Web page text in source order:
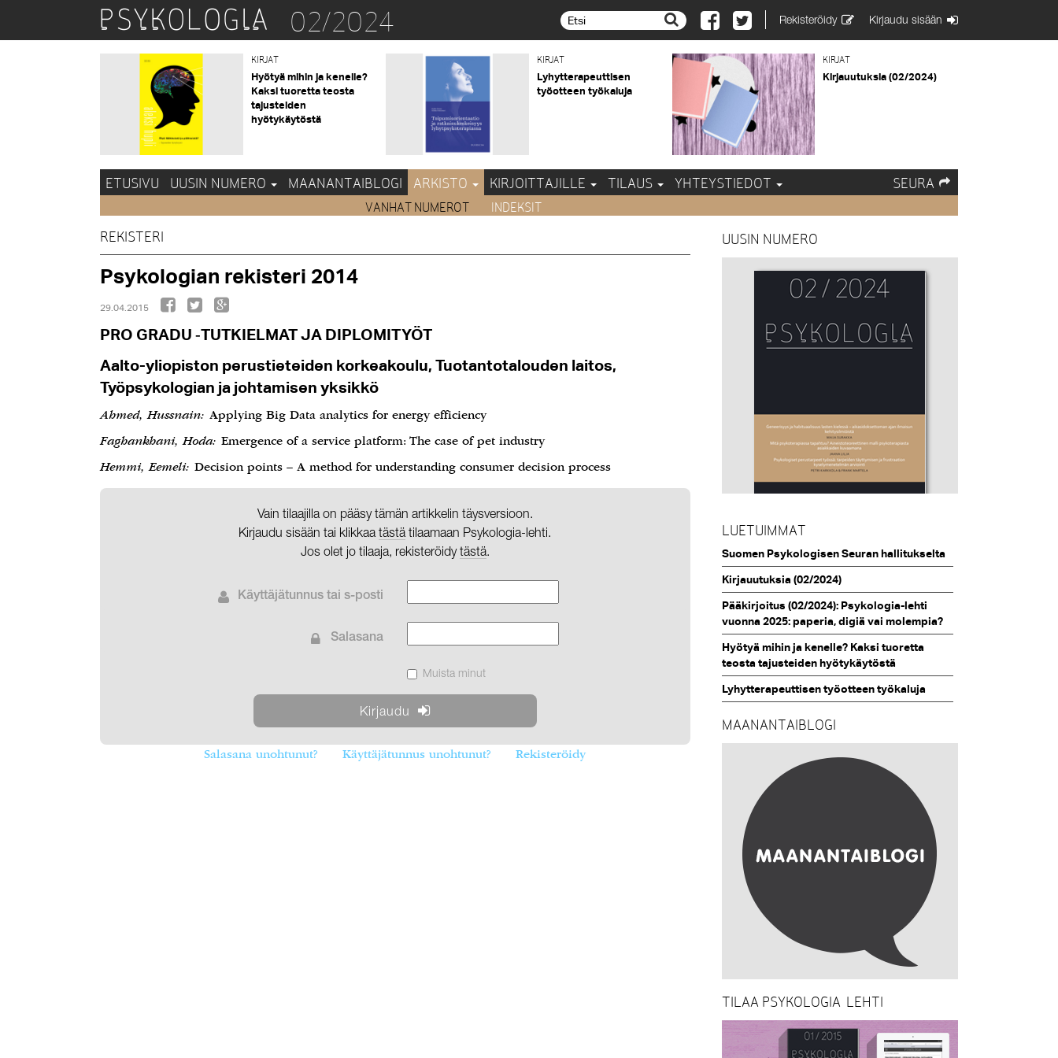
Etsi... Rekisteröidy Kirjaudu sisään
02/2024
KIRJAT
Hyötyä mihin ja kenelle?
Kaksi tuoretta teosta
tajusteiden
hyötykäytöstä
KIRJAT
Lyhytterapeuttisen
työotteen työkaluja
KIRJAT
Kirjauutuksia (02/2024)
ETUSIVU UUSIN NUMERO MAANANTAIBLOGI ARKISTO KIRJOITTAJILLE TILAUS YHTEYSTIEDOT SEURA
VANHAT NUMEROT INDEKSIT
REKISTERI
Psykologian rekisteri 2014
29.04.2015
PRO GRADU ‑TUTKIELMAT JA DIPLOMITYÖT
Aalto-yliopiston perustieteiden korkeakoulu, Tuotantotalouden laitos,
Työpsykologian ja johtamisen yksikkö
Ahmed, Hussnain: Applying Big Data analytics for energy efficiency
Faghankhani, Hoda: Emergence of a service platform: The case of pet industry
Hemmi, Eemeli: Decision points – A method for understanding consumer decision process
Vain tilaajilla on pääsy tämän artikkelin täysversioon.
Kirjaudu sisään tai klikkaatästä tilaamaan Psykologia-lehti.
Jos olet jo tilaaja, rekisteröidytästä.
Käyttäjätunnus tai s-posti
Salasana
Muista minut
Salasana unohtunut? Käyttäjätunnus unohtunut? Rekisteröidy
UUSIN NUMERO
LUETUIMMAT
Suomen Psykologisen Seuran hallitukselta
Kirjauutuksia (02/2024)
Pääkirjoitus (02/2024): Psykologia-lehti
vuonna 2025: paperia, digiä vai molempia?
Hyötyä mihin ja kenelle? Kaksi tuoretta
teosta tajusteiden hyötykäytöstä
Lyhytterapeuttisen työotteen työkaluja
MAANANTAIBLOGI
TILAA PSYKOLOGIA-LEHTI